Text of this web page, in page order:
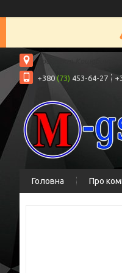
проспект
+380(73) 453-64-27
Головна Про